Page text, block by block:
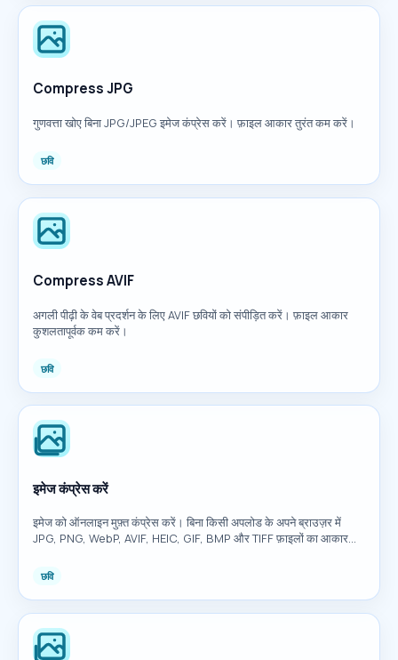
Compress JPG
गुणवत्ता खोए बिना JPG/JPEG इमेज कंप्रेस करें। फ़ाइल आकार तुरंत कम करें।
छवि
Compress AVIF
अगली पीढ़ी के वेब प्रदर्शन के लिए AVIF छवियों को संपीड़ित करें। फ़ाइल आकार
कुशलतापूर्वक कम करें।
छवि
इमेज कंप्रेस करें
इमेज को ऑनलाइन मुफ़्त कंप्रेस करें। बिना किसी अपलोड के अपने ब्राउज़र में
JPG, PNG, WebP, AVIF, HEIC, GIF, BMP और TIFF फ़ाइलों का आकार
छवि